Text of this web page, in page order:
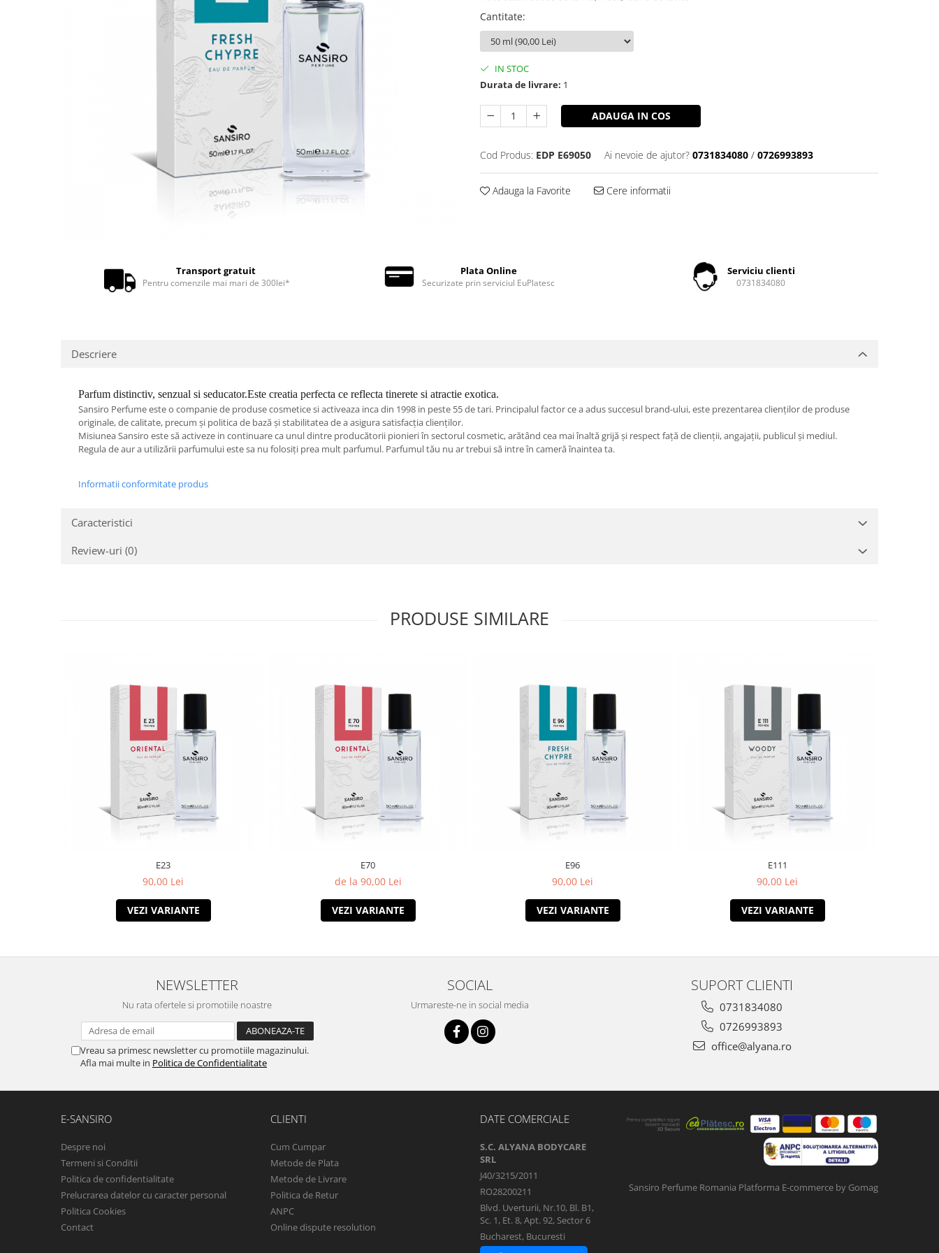
Cantitate:
IN STOC
Durata de livrare: 1
ADAUGA IN COS
Cod Produs: EDP E69050 Ai nevoie de ajutor? 0731834080 / 0726993893
Adauga la Favorite Cere informatii
Transport gratuit
Pentru comenzile mai mari de 300lei*
Plata Online
Securizate prin serviciul EuPlatesc
Serviciu clienti
0731834080
Descriere
Parfum distinctiv, senzual si seducator.Este creatia perfecta ce reflecta tinerete si atractie exotica.
Sansiro Perfume este o companie de produse cosmetice si activeaza inca din 1998 in peste 55 de tari. Principalul factor ce a adus succesul brand-ului, este prezentarea clienților de produse
originale, de calitate, precum și politica de bază și stabilitatea de a asigura satisfacția clienților.
Misiunea Sansiro este să activeze in continuare ca unul dintre producătorii pionieri în sectorul cosmetic, arătând cea mai înaltă grijă și respect față de clienții, angajații, publicul și mediul.
Regula de aur a utilizării parfumului este sa nu folosiți prea mult parfumul. Parfumul tău nu ar trebui să intre în cameră înaintea ta.
Informatii conformitate produs
Caracteristici
Review-uri (0)
PRODUSE SIMILARE
E23
90,00 Lei
VEZI VARIANTE
E70
de la 90,00 Lei
VEZI VARIANTE
E96
90,00 Lei
VEZI VARIANTE
E111
90,00 Lei
VEZI VARIANTE
NEWSLETTER
Nu rata ofertele si promotiile noastre
Vreau sa primesc newsletter cu promotiile magazinului.
Afla mai multe in Politica de Confidentialitate
SOCIAL
Urmareste-ne in social media
SUPORT CLIENTI
0731834080
0726993893
office@alyana.ro
E-SANSIRO
Despre noi
Termeni si Conditii
Politica de confidentialitate
Prelucrarea datelor cu caracter personal
Politica Cookies
Contact
CLIENTI
Cum Cumpar
Metode de Plata
Metode de Livrare
Politica de Retur
ANPC
Online dispute resolution
DATE COMERCIALE
S.C. ALYANA BODYCARE
SRL
J40/3215/2011
RO28200211
Blvd. Uverturii, Nr.10, Bl. B1,
Sc. 1, Et. 8, Apt. 92, Sector 6
Bucharest, Bucuresti
Sansiro Perfume Romania Platforma E-commerce by Gomag